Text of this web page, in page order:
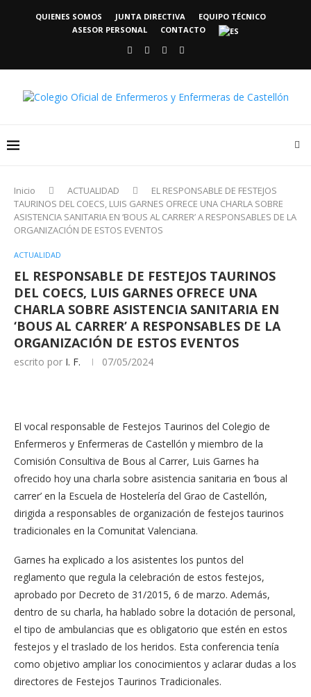
QUIENES SOMOS JUNTA DIRECTIVA
EQUIPO TÉCNICO
ASESOR PERSONAL
CONTACTO
Inicio ACTUALIDAD
EL RESPONSABLE DE FESTEJOS
TAURINOS DEL COECS, LUIS GARNES OFRECE UNA CHARLA SOBRE
ASISTENCIA SANITARIA EN ‘BOUS AL CARRER’ A RESPONSABLES DE LA
ORGANIZACIÓN DE ESTOS EVENTOS
ACTUALIDAD
EL RESPONSABLE DE FESTEJOS TAURINOS
DEL COECS, LUIS GARNES OFRECE UNA
CHARLA SOBRE ASISTENCIA SANITARIA EN
‘BOUS AL CARRER’ A RESPONSABLES DE LA
ORGANIZACIÓN DE ESTOS EVENTOS
escrito por I. F. 07/05/2024
El vocal responsable de Festejos Taurinos del Colegio de
Enfermeros y Enfermeras de Castellón y miembro de la
Comisión Consultiva de Bous al Carrer, Luis Garnes ha
ofrecido hoy una charla sobre asistencia sanitaria en ‘bous al
carrer’ en la Escuela de Hostelería del Grao de Castellón,
dirigida a responsables de organización de festejos taurinos
tradicionales en la Comunitat Valenciana.
Garnes ha explicado a los asistentes los puntos del
reglamento que regula la celebración de estos festejos,
aprobado por Decreto de 31/2015, 6 de marzo. Además,
dentro de su charla, ha hablado sobre la dotación de personal,
el tipo de ambulancias que es obligatorio que estén en estos
festejos y el traslado de los heridos. Esta conferencia tenía
como objetivo ampliar los conocimientos y aclarar dudas a los
directores de Festejos Taurinos Tradicionales.